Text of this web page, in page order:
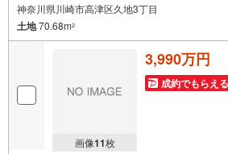
神奈川県川崎市高津区久地3丁目
土地70.68m2
画像11枚
3,990万円
成約でもらえる